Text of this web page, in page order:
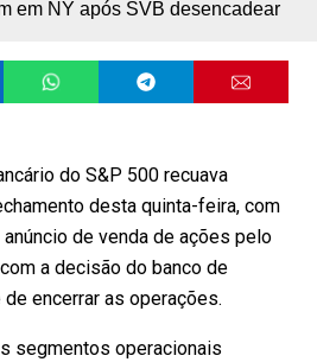
do S&P 500 recuava
desta quinta-feira, com
de venda de ações pelo
a decisão do banco de
encerrar as operações.
segmentos operacionais